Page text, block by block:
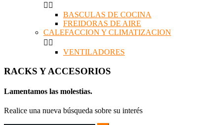
 
BASCULAS DE COCINA
FREIDORAS DE AIRE
CALEFACCION Y CLIMATIZACION
 
VENTILADORES
RACKS Y ACCESORIOS
Lamentamos las molestias.
Realice una nueva búsqueda sobre su interés